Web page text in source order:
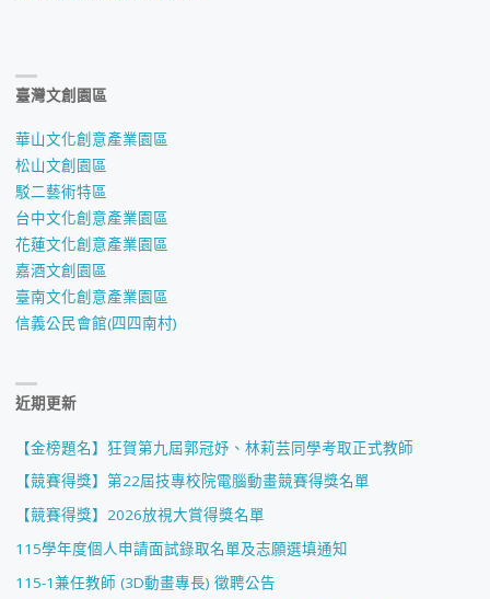
臺灣文創園區
華山文化創意產業園區
松山文創園區
駁二藝術特區
台中文化創意產業園區
花蓮文化創意產業園區
嘉酒文創園區
臺南文化創意產業園區
信義公民會館(四四南村)
近期更新
【金榜題名】狂賀第九屆郭冠妤、林莉芸同學考取正式教師
【競賽得獎】第22屆技專校院電腦動畫競賽得獎名單
【競賽得獎】2026放視大賞得獎名單
115學年度個人申請面試錄取名單及志願選填通知
115-1兼任教師 (3D動畫專長) 徵聘公告